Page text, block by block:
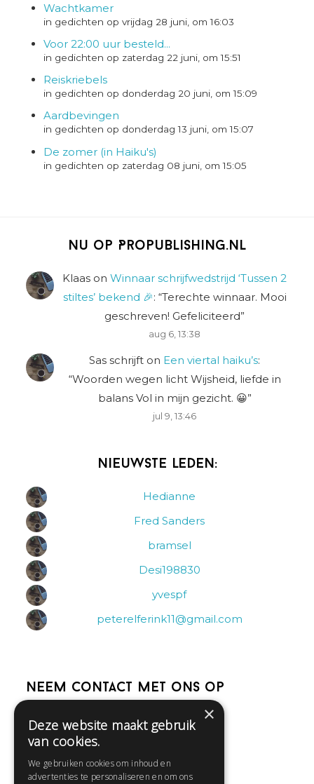
Wachtkamer
in gedichten op vrijdag 28 juni, om 16:03
Voor 22:00 uur besteld...
in gedichten op zaterdag 22 juni, om 15:51
Reiskriebels
in gedichten op donderdag 20 juni, om 15:09
Aardbevingen
in gedichten op donderdag 13 juni, om 15:07
De zomer (in Haiku's)
in gedichten op zaterdag 08 juni, om 15:05
Nu op Propublishing.nl
Klaas on Winnaar schrijfwedstrijd ‘Tussen 2
stiltes’ bekend 🎉: “Terechte winnaar. Mooi
geschreven! Gefeliciteerd”
aug 6, 13:38
Sas schrijft on Een viertal haiku’s:
“Woorden wegen licht Wijsheid, liefde in
balans Vol in mijn gezicht. 😀”
jul 9, 13:46
Nieuwste leden:
Hedianne
Fred Sanders
bramsel
Desi198830
yvespf
peterelferink11@gmail.com
Neem contact met ons op
Help
Contact
×
Deze website maakt gebruik
van cookies.
We gebruiken cookies om inhoud en
advertenties te personaliseren en om ons